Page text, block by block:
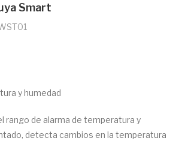
Smart
y humedad
rango de alarma de temperatura y
detecta cambios en la temperatura